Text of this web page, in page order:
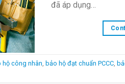
đã áp dụng…
hộ công nhân bảo hộ đạt chuẩn PCCC